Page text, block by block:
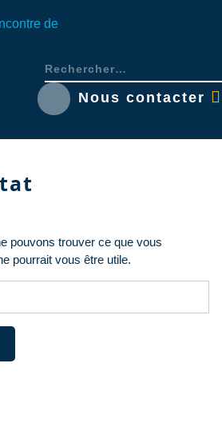
Nous contacter
pouvons trouver ce que vous
pourrait vous être utile.